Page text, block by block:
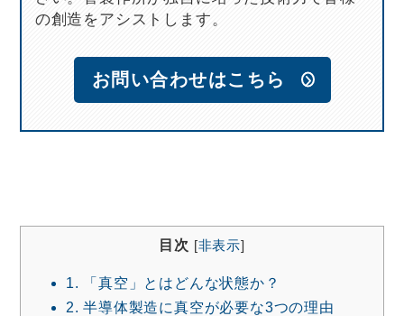
の創造をアシストします。
お問い合わせはこちら
目次 [非表示]
1. 「真空」とはどんな状態か？
2. 半導体製造に真空が必要な3つの理由